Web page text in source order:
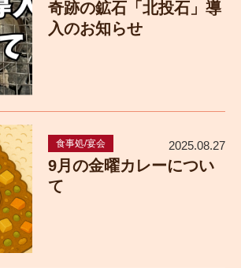
奇跡の鉱石「北投石」導
入のお知らせ
食事処/宴会 2025.08.27
9月の金曜カレーについ
て